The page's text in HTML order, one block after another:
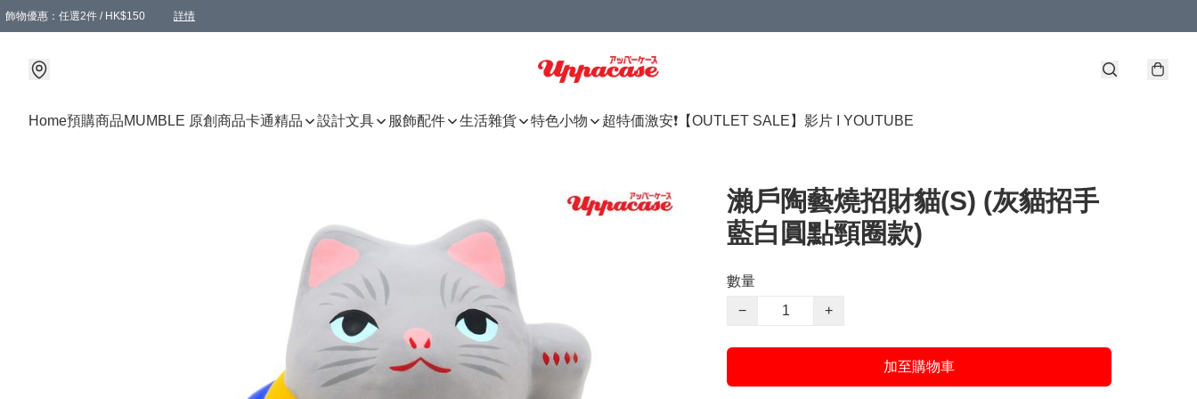
飾物優惠：任選2件 / HK$150 詳情
Home預購商品MUMBLE 原創商品卡通精品 設計文具 服飾配件 生活雜貨 特色小物 超特価激安❗【OUTLET SALE】 影片 I YOUTUBE
瀨戶陶藝燒招財貓(S) (灰貓招手
藍白圓點頸圈款)
數量
−
+
加至購物車